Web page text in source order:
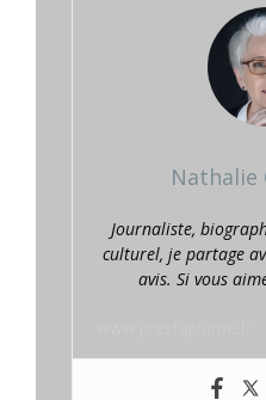
Nathalie
Journaliste,
culturel, je partage
avis. Si vous